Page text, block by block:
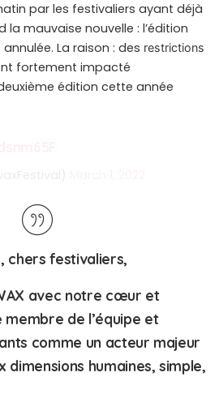
par les festivaliers ayant déjà
la mauvaise nouvelle : l’édition
La raison : des restrictions
fortement impacté
édition cette année
chers festivaliers,
avec notre cœur et
de l’équipe et
comme un acteur majeur
humaines, simple,